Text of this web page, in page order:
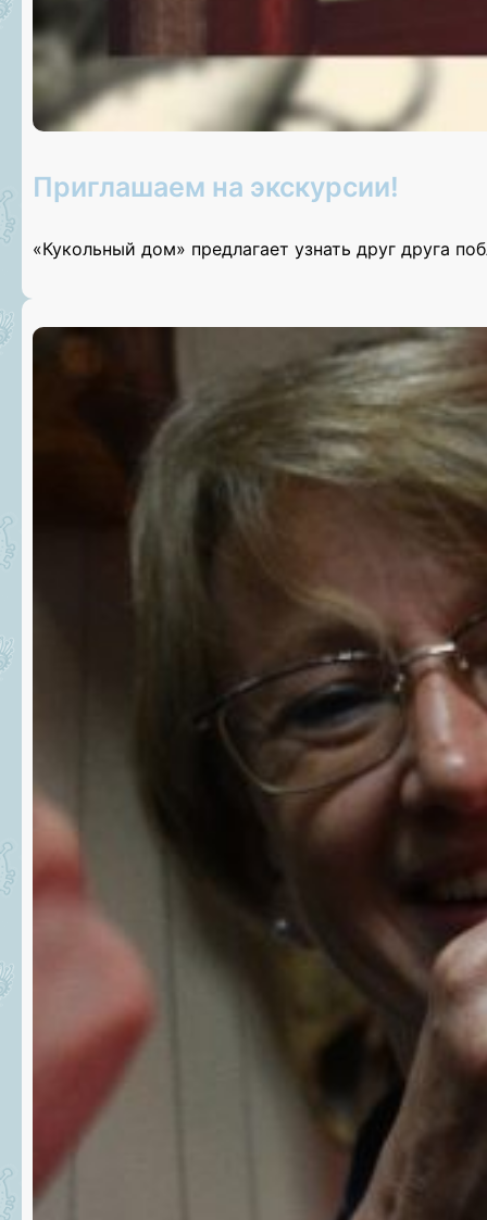
Приглашаем на экскурсии!
«Кукольный дом» предлагает узнать друг друга